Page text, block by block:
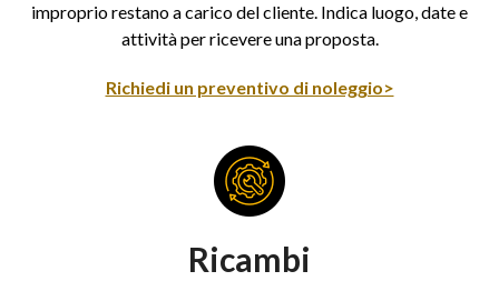
improprio restano a carico del cliente. Indica luogo, date e
attività per ricevere una proposta.
Richiedi un preventivo di noleggio>
Ricambi